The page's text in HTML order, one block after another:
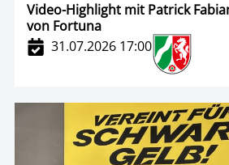
Video-Highlight mit Patrick
von Fortuna
31.07.2026 17:00